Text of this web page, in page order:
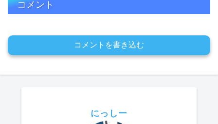
コメント
コメントを書き込む
にっしー